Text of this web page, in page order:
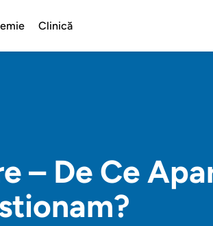
Clinică
– De Ce